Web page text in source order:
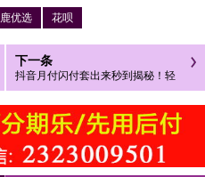
鹿优选 花呗
下一条
抖音月付闪付套出来秒到揭秘！轻
松实现资金周转，让你的财务自由